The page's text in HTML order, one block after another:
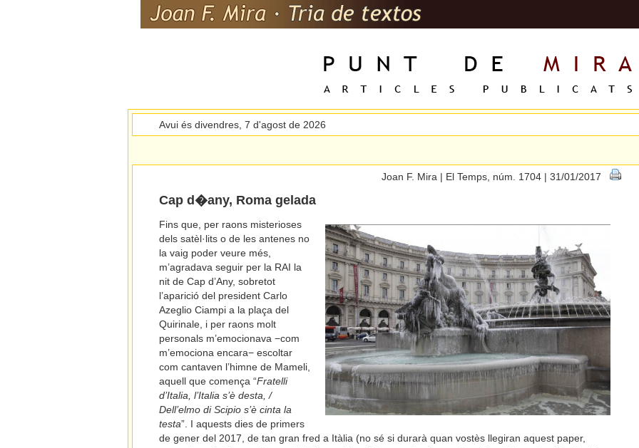
Avui és divendres, 7 d'agost de 2026
Joan F. Mira | El Temps, núm. 1704 | 31/01/2017
Cap d�any, Roma gelada
Fins que, per raons misterioses
dels satèl·lits o de les antenes no
la vaig poder veure més,
m’agradava seguir per la RAI la
nit de Cap d’Any, sobretot
l’aparició del president Carlo
Azeglio Ciampi a la plaça del
Quirinale, i per raons molt
personals m’emocionava −com
m’emociona encara− escoltar
com cantaven l’himne de Mameli,
aquell que comença “Fratelli
d’Italia, l’Italia s’è desta, /
Dell’elmo di Scipio s’è cinta la
testa”. I aquests dies de primers
de gener del 2017, de tan gran fred a Itàlia (no sé si durarà quan vostès llegiran aquest paper,